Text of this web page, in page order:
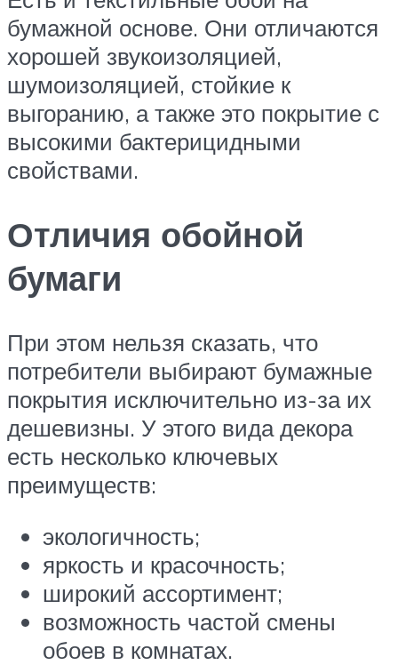
бумажной основе. Они отличаются
хорошей звукоизоляцией,
шумоизоляцией, стойкие к
выгоранию, а также это покрытие с
высокими бактерицидными
свойствами.
Отличия обойной
бумаги
При этом нельзя сказать, что
потребители выбирают бумажные
покрытия исключительно из-за их
дешевизны. У этого вида декора
есть несколько ключевых
преимуществ:
экологичность;
яркость и красочность;
широкий ассортимент;
возможность частой смены
обоев в комнатах.